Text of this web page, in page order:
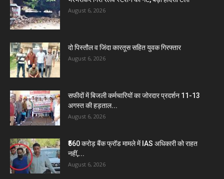
August 6, 2026
दो पिस्तौल व जिंदा कारतूस सहित युवक गिरफ्तार
August 6, 2026
सफीदों में बिजली कर्मचारियों का जोरदार प्रदर्शन 11-13
अगस्त की हड़ताल...
August 6, 2026
₹560 करोड़ बैंक फ्रॉड मामले में IAS अधिकारी को राहत
नहीं,...
August 6, 2026